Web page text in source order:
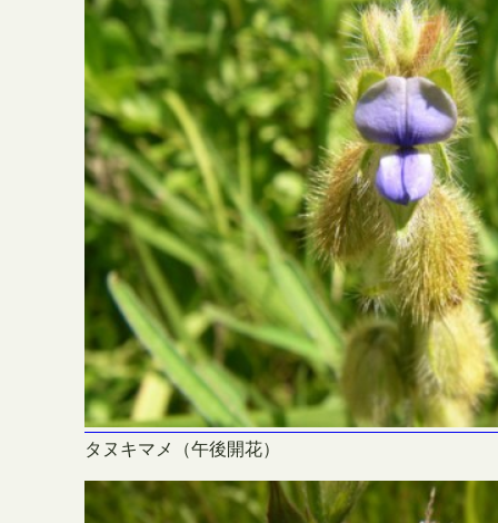
タヌキマメ（午後開花）